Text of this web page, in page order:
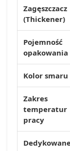
Zagęszczacz
(Thickener)
Pojemność
opakowania
Kolor smaru
Zakres
temperatur
pracy